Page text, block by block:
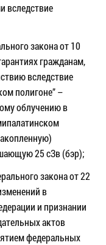
вследствие
закона от 10
гражданам,
вследствие
полигоне” –
облучению в
25 сЗв (бэр);
закона от 22
в
и признании
актов
федеральных